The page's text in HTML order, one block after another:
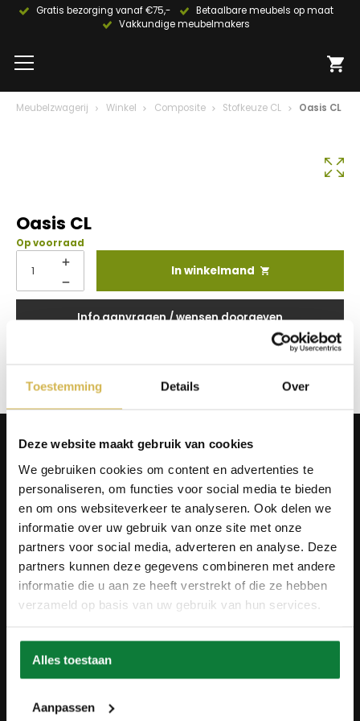
Toestemming Details Over
Deze website maakt gebruik van cookies
We gebruiken cookies om content en advertenties te
personaliseren, om functies voor social media te bieden
en om ons websiteverkeer te analyseren. Ook delen we
informatie over uw gebruik van onze site met onze
partners voor social media, adverteren en analyse. Deze
partners kunnen deze gegevens combineren met andere
informatie die u aan ze heeft verstrekt of die ze hebben
verzameld op basis van uw gebruik van hun services.
Alles toestaan
Aanpassen
Gratis bezorging vanaf €75,-
Betaalbare meubels op maat
Vakkundige meubelmakers
Meubelzwagerij Winkel Composite Stofkeuze CL Oasis CL
Oasis CL
Op voorraad
In winkelmand
Info aanvragen / wensen doorgeven
Producten
Tafels
Wanddecoratie
Tv-meubels
Accessoires
Onderstellen
Over ons
Wie zijn wij?
Contact
Duurzaamheid
Betaalmethodes
Retourbeleid
Blog